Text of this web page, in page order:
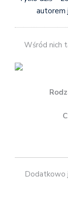
autorem
Wśród nich
Dodatkowo